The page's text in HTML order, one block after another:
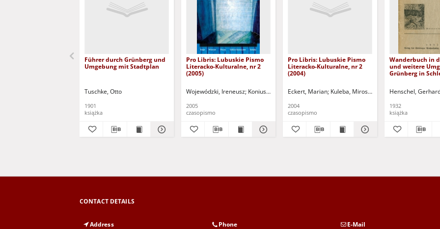
Führer durch Grünberg und
Umgebung mit Stadtplan
Tuschke, Otto
1901
książka
Pro Libris: Lubuskie Pismo
Literacko-Kulturalne, nr 2
(2005)
Wojewódzki, Ireneusz Koniusz, Janusz (1934-2017) Kuleba, Mirosław Körner, Matthias
2005
czasopismo
Pro Libris: Lubuskie Pismo
Literacko-Kulturalne, nr 2
(2004)
Eckert, Marian Kuleba, Mirosław Körner, Matthias
2004
czasopismo
Wanderbuch in
und weitere
Grünberg in
Henschel,
1932
książka
CONTACT DETAILS
Address Phone E-Mail